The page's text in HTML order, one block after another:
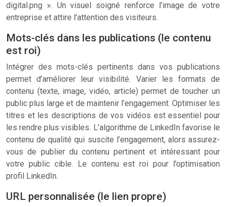
digital.png ». Un visuel soigné renforce l’image de votre
entreprise et attire l’attention des visiteurs.
Mots-clés dans les publications (le contenu
est roi)
Intégrer des mots-clés pertinents dans vos publications
permet d’améliorer leur visibilité. Varier les formats de
contenu (texte, image, vidéo, article) permet de toucher un
public plus large et de maintenir l’engagement. Optimiser les
titres et les descriptions de vos vidéos est essentiel pour
les rendre plus visibles. L’algorithme de LinkedIn favorise le
contenu de qualité qui suscite l’engagement, alors assurez-
vous de publier du contenu pertinent et intéressant pour
votre public cible. Le contenu est roi pour l’optimisation
profil LinkedIn.
URL personnalisée (le lien propre)